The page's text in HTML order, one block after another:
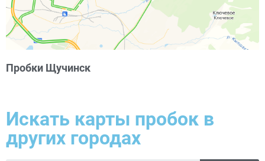
Пробки Щучинск
Искать карты пробок в
других городах